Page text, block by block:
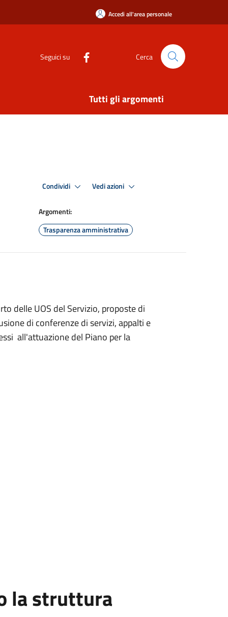
Accedi all'area personale
Seguici su Cerca
Tutti gli argomenti
Condividi Vedi azioni
Argomenti:
Trasparenza amministrativa
delle UOS del Servizio, proposte di
di conferenze di servizi, appalti e
all'attuazione del Piano per la
la struttura